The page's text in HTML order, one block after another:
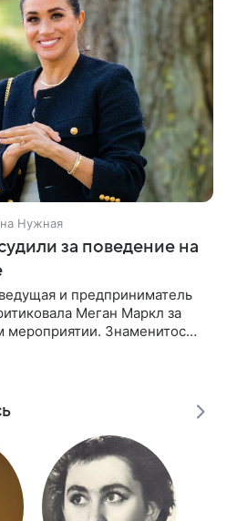
Нужная
за поведение на
и предприниматель
Меган Маркл за
мероприятии. Знаменитость